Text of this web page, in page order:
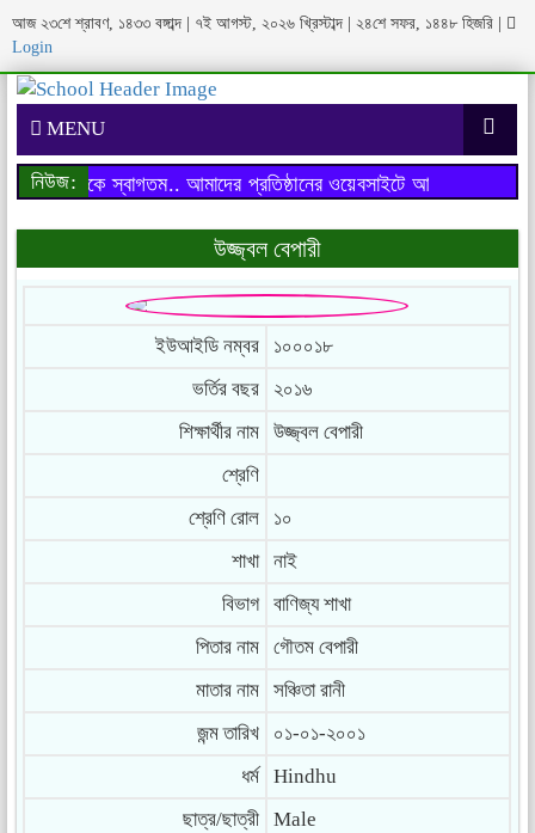
আজ ২৩শে শ্রাবণ, ১৪৩৩ বঙ্গাব্দ | ৭ই আগস্ট, ২০২৬ খ্রিস্টাব্দ | ২৪শে সফর, ১৪৪৮ হিজরি
Login
MENU
নিউজ: আমাদের প্রতিষ্ঠানের ওয়েবসাইটে আপনাকে স্বাগতম..
আপনাকে স্বাগতম..
উজ্জ্বল বেপারী
ইউআইডি নম্বর
১০০০১৮
ভর্তির বছর
২০১৬
শিক্ষার্থীর নাম
উজ্জ্বল বেপারী
শ্রেণি
শ্রেণি রোল
১০
শাখা
নাই
বিভাগ
বাণিজ্য শাখা
পিতার নাম
গৌতম বেপারী
মাতার নাম
সঞ্চিতা রানী
জন্ম তারিখ
০১-০১-২০০১
ধর্ম
Hindhu
ছাত্র/ছাত্রী
Male